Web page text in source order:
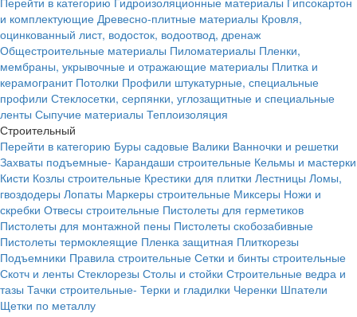
и комплектующие Древесно-плитные материалы Кровля,
оцинкованный лист, водосток, водоотвод, дренаж
Общестроительные материалы Пиломатериалы Пленки,
мембраны, укрывочные и отражающие материалы Плитка и
керамогранит Потолки Профили штукатурные, специальные
профили Стеклосетки, серпянки, углозащитные и специальные
ленты Сыпучие материалы Теплоизоляция
Строительный
Перейти в категорию Буры садовые Валики Ванночки и решетки
Захваты подъемные- Карандаши строительные Кельмы и мастерки
Кисти Козлы строительные Крестики для плитки Лестницы Ломы,
гвоздодеры Лопаты Маркеры строительные Миксеры Ножи и
скребки Отвесы строительные Пистолеты для герметиков
Пистолеты для монтажной пены Пистолеты скобозабивные
Пистолеты термоклеящие Пленка защитная Плиткорезы
Подъемники Правила строительные Сетки и бинты строительные
Скотч и ленты Стеклорезы Столы и стойки Строительные ведра и
тазы Тачки строительные- Терки и гладилки Черенки Шпатели
Щетки по металлу